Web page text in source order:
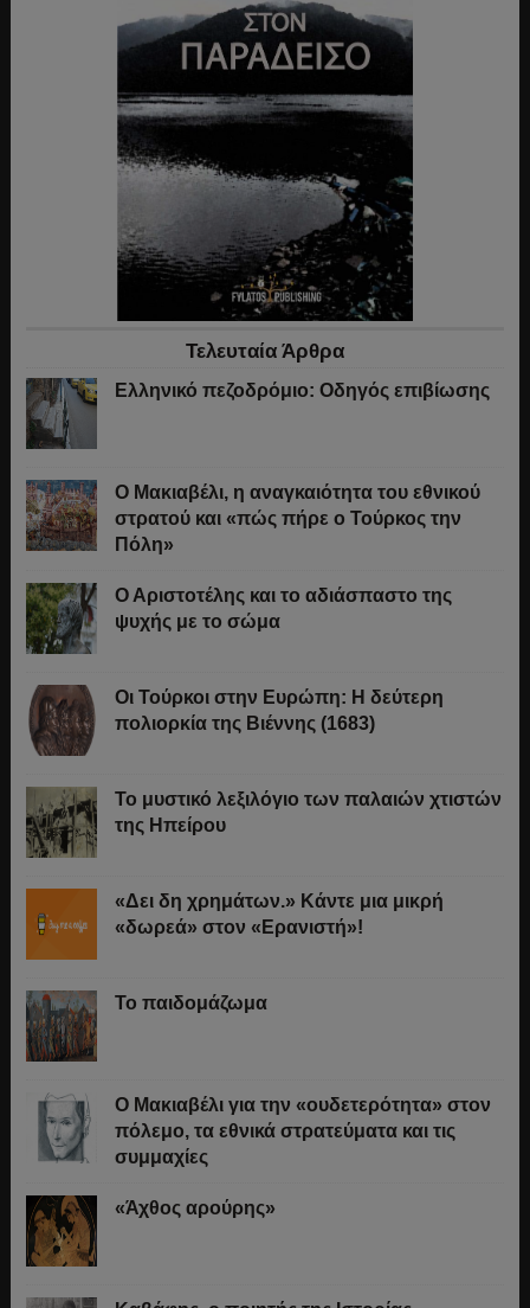
Τελευταία Άρθρα
Ελληνικό πεζοδρόμιο: Οδηγός επιβίωσης
Ο Μακιαβέλι, η αναγκαιότητα του εθνικού
στρατού και «πώς πήρε ο Τούρκος την
Πόλη»
Ο Αριστοτέλης και το αδιάσπαστο της
ψυχής με το σώμα
Οι Τούρκοι στην Ευρώπη: Η δεύτερη
πολιορκία της Βιέννης (1683)
Το μυστικό λεξιλόγιο των παλαιών χτιστών
της Ηπείρου
«Δει δη χρημάτων.» Κάντε μια μικρή
«δωρεά» στον «Ερανιστή»!
Το παιδομάζωμα
O Μακιαβέλι για την «ουδετερότητα» στον
πόλεμο, τα εθνικά στρατεύματα και τις
συμμαχίες
«Άχθος αρούρης»